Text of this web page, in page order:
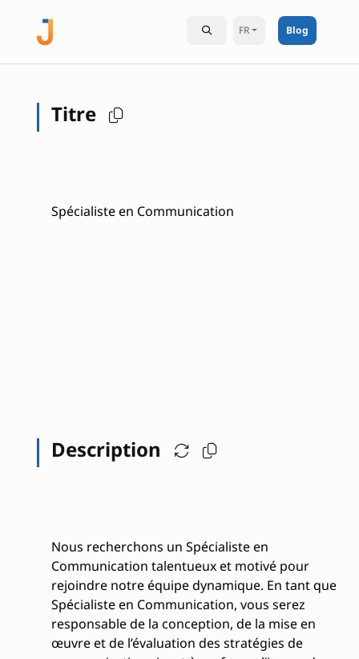
FR Blog
Titre
Spécialiste en Communication
Description
Nous recherchons un Spécialiste en
Communication talentueux et motivé pour
rejoindre notre équipe dynamique. En tant que
Spécialiste en Communication, vous serez
responsable de la conception, de la mise en
œuvre et de l’évaluation des stratégies de